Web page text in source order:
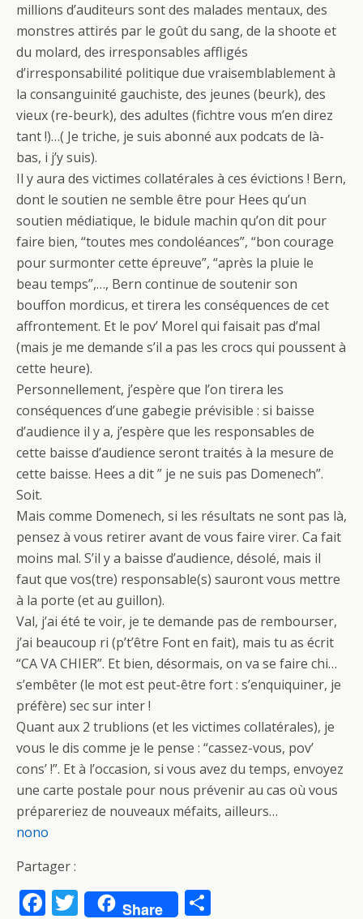
millions d’auditeurs sont des malades mentaux, des
monstres attirés par le goût du sang, de la shoote et
du molard, des irresponsables affligés
d’irresponsabilité politique due vraisemblablement à
la consanguinité gauchiste, des jeunes (beurk), des
vieux (re-beurk), des adultes (fichtre vous m’en direz
tant !)…( Je triche, je suis abonné aux podcats de là-
bas, i j’y suis).
Il y aura des victimes collatérales à ces évictions ! Bern,
dont le soutien ne semble être pour Hees qu’un
soutien médiatique, le bidule machin qu’on dit pour
faire bien, “toutes mes condoléances”, “bon courage
pour surmonter cette épreuve”, “après la pluie le
beau temps”,…, Bern continue de soutenir son
bouffon mordicus, et tirera les conséquences de cet
affrontement. Et le pov’ Morel qui faisait pas d’mal
(mais je me demande s’il a pas les crocs qui poussent à
cette heure).
Personnellement, j’espère que l’on tirera les
conséquences d’une gabegie prévisible : si baisse
d’audience il y a, j’espère que les responsables de
cette baisse d’audience seront traités à la mesure de
cette baisse. Hees a dit ” je ne suis pas Domenech”.
Soit.
Mais comme Domenech, si les résultats ne sont pas là,
pensez à vous retirer avant de vous faire virer. Ca fait
moins mal. S’il y a baisse d’audience, désolé, mais il
faut que vos(tre) responsable(s) sauront vous mettre
à la porte (et au guillon).
Val, j’ai été te voir, je te demande pas de rembourser,
j’ai beaucoup ri (p’t’être Font en fait), mais tu as écrit
“CA VA CHIER”. Et bien, désormais, on va se faire chi…
s’embêter (le mot est peut-être fort : s’enquiquiner, je
préfère) sec sur inter !
Quant aux 2 trublions (et les victimes collatérales), je
vous le dis comme je le pense : “cassez-vous, pov’
cons’ !”. Et à l’occasion, si vous avez du temps, envoyez
une carte postale pour nous prévenir au cas où vous
prépareriez de nouveaux méfaits, ailleurs…
nono
Partager :
F T Share